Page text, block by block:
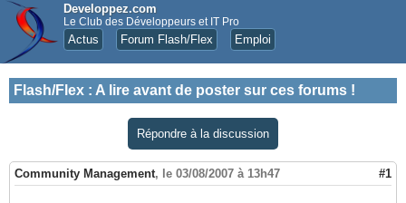
Developpez.com
Le Club des Développeurs et IT Pro
Actus Forum Flash/Flex Emploi
Flash/Flex : A lire avant de poster sur ces forums !
Répondre à la discussion
Community Management, le 03/08/2007 à 13h47 #1